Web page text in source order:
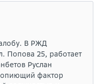
В РЖД
Попова 25, работает
Руслан
фактор